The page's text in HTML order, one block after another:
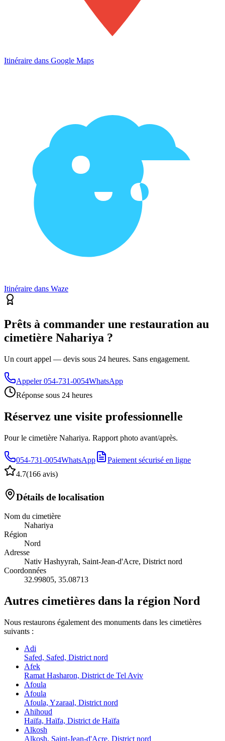
Itinéraire dans Google Maps
Itinéraire dans Waze
Prêts à commander une restauration au
cimetière Nahariya ?
Un court appel — devis sous 24 heures. Sans engagement.
Appeler 054-731-0054WhatsApp
Réponse sous 24 heures
Réservez une visite professionnelle
Pour le cimetière Nahariya. Rapport photo avant/après.
054-731-0054WhatsApp
Paiement sécurisé en ligne
4.7(166 avis)
Détails de localisation
Nom du cimetière
Nahariya
Région
Nord
Adresse
Nativ Hashyyrah, Saint-Jean-d'Acre, District nord
Coordonnées
32.99805, 35.08713
Autres cimetières dans la région Nord
Nous restaurons également des monuments dans les cimetières
suivants :
Adi
Safed, Safed, District nord
Afek
Ramat Hasharon, District de Tel Aviv
Afoula
Afoula
Afoula, Yzaraal, District nord
Ahihoud
Haïfa, Haïfa, District de Haïfa
Alkosh
Alkosh, Saint-Jean-d'Acre, District nord